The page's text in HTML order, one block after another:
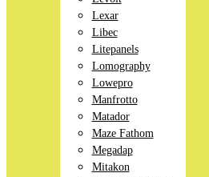
Lexar
Libec
Litepanels
Lomography
Lowepro
Manfrotto
Matador
Maze Fathom
Megadap
Mitakon